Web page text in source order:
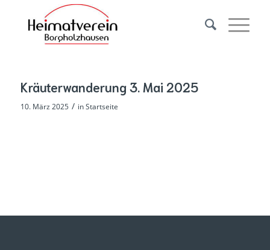
Kräuterwanderung 3. Mai 2025
10. März 2025 / inStartseite